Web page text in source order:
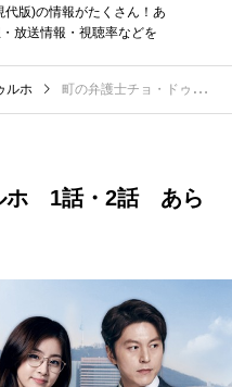
代版)の情報がたくさん！あ
放送情報・視聴率などを
ルホ 町の弁護士チョ・ドゥルホ 1話・2話 あらすじと感想
ホ 1話・2話 あら